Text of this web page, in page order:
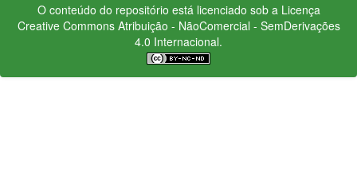
O conteúdo do repositório está licenciado sob a Licença
Creative CommonsAtribuição - NãoComercial - SemDerivações
4.0 Internacional.